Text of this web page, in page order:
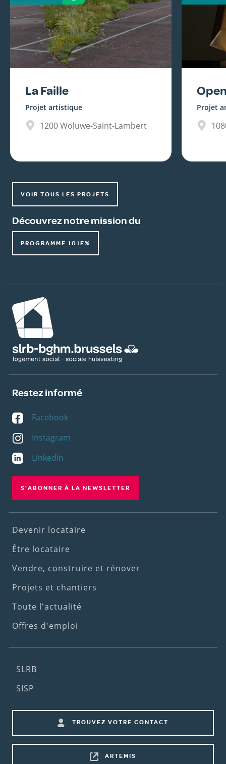
La Faille
Projet artistique
1200Woluwe-Saint-Lambert
Projet
VOIR TOUS LES PROJETS
Découvrez notre mission du
PROGRAMME 101E%
Image
Restez informé
Facebook
Instagram
Linkedin
S'ABONNER À LA NEWSLETTER
Footer
(1st
menu)
Devenir locataire
Être locataire
Vendre, construire et rénover
Projets et chantiers
Toute l'actualité
Offres d'emploi
Footer
(2nd
SLRB
SISP
Footer
shortcuts
TROUVEZ VOTRE CONTACT
ARTEMIS